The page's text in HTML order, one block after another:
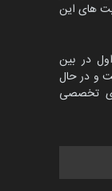
ط…
های این
در بین
و در حال
تخصصی